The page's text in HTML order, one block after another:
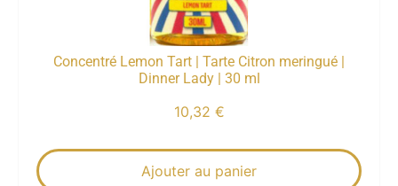
Concentré Lemon Tart | Tarte Citron meringué |
Dinner Lady | 30 ml
10,32 €
Ajouter au panier